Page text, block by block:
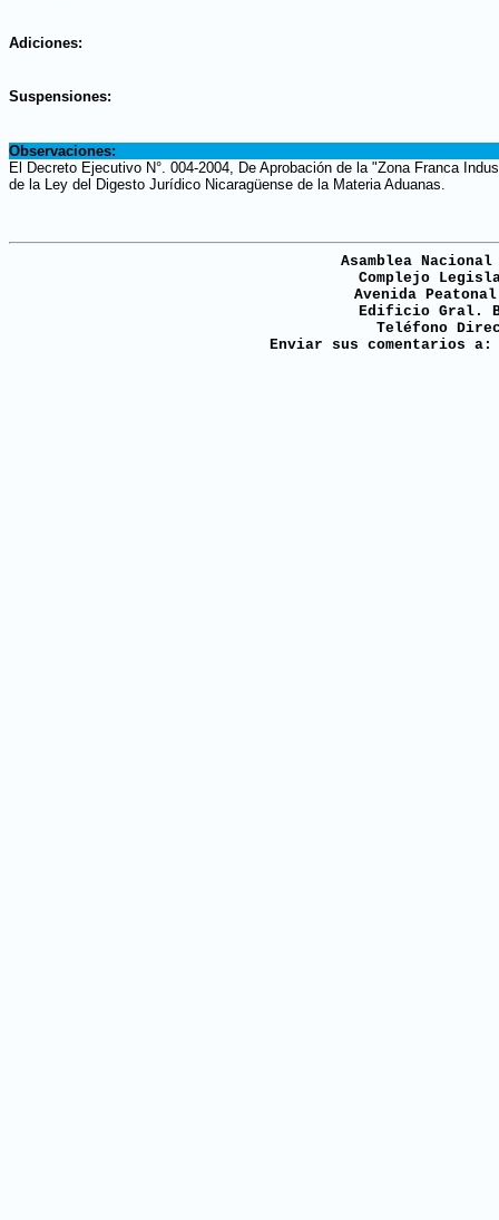
Adiciones:
Suspensiones:
Observaciones:
El Decreto Ejecutivo N°. 004-2004, De Aprobación de la "Zona Franca
de la Ley del Digesto Jurídico Nicaragüense de la Materia Aduanas.
Asamblea
Complejo
Avenida
Edificio Gral.
Teléfono
Enviar sus comentarios